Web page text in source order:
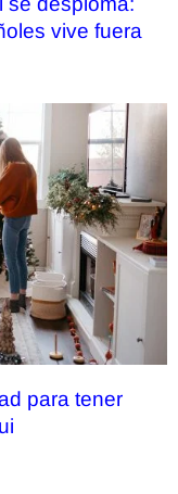
vive fuera
para tener